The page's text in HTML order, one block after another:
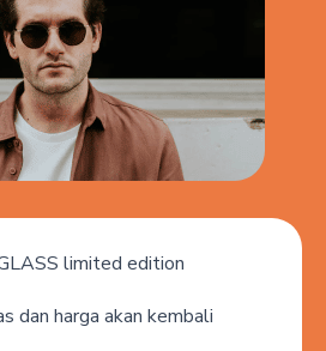
limited edition
dan harga akan kembali